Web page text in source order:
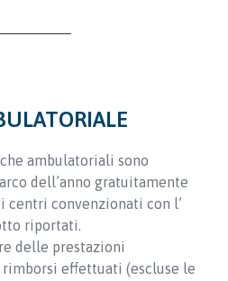
ambulatoriali sono
dell’anno gratuitamente
centri convenzionati con l’
riportati.
delle prestazioni
effettuati (escluse le